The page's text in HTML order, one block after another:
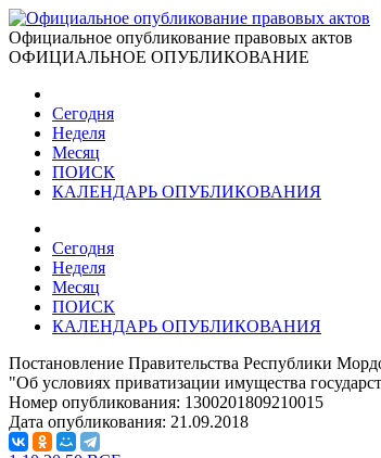
Официальное опубликование правовых актов
ОФИЦИАЛЬНОЕ ОПУБЛИКОВАНИЕ
Сегодня
Неделя
Месяц
ПОИСК
КАЛЕНДАРЬ ОПУБЛИКОВАНИЯ
Сегодня
Неделя
Месяц
ПОИСК
КАЛЕНДАРЬ ОПУБЛИКОВАНИЯ
Постановление Правительства Республики
"Об условиях приватизации имущества
Номер опубликования: 1300201809210015
Дата опубликования: 21.09.2018